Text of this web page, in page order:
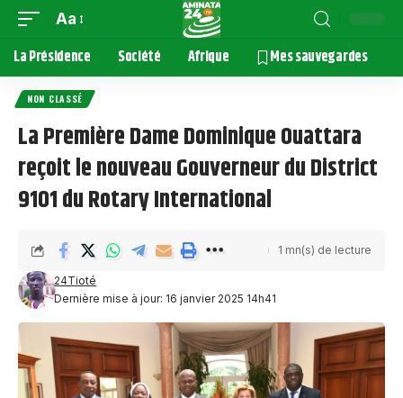
Aa
La Présidence Société Afrique Mes sauvegardes
NON CLASSÉ
La Première Dame Dominique Ouattara
reçoit le nouveau Gouverneur du District
9101 du Rotary International
Dernière mise à jour: 16 janvier 2025 14h41
24Tioté
1 mn(s) de lecture